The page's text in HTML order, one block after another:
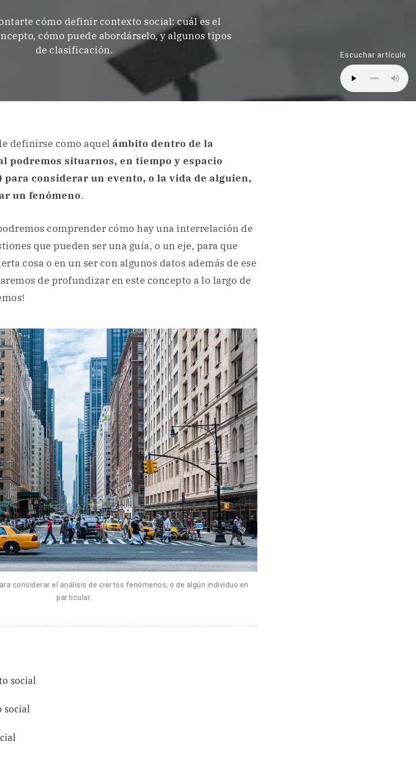
cómo definir contexto social: cuál es el
cómo puede abordárselo, y algunos tipos
de clasificación.
Escuchar artículo
definirse como aquel ámbito dentro de la
podremos situarnos, en tiempo y espacio
considerar un evento, o la vida de alguien,
un fenómeno.
comprender cómo hay una interrelación de
que pueden ser una guía, o un eje, para que
cosa o en un ser con algunos datos además de ese
de profundizar en este concepto a lo largo de
considerar el análisis de ciertos fenómenos, o de algún individuo en
particular.
social
social